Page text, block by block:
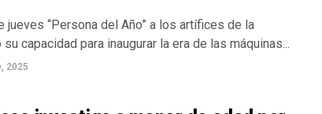
jueves “Persona del Año” a los artífices de la
capacidad para inaugurar la era de las máquinas...
2025